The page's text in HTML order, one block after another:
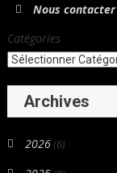
Nous contacter
Catégories
Archives
2026(6)